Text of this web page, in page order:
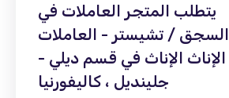
يتطلب المتجر العاملات في
السجق / تشيستر - العاملات
الإناث الإناث في قسم ديلي -
جلينديل ، كاليفورنيا